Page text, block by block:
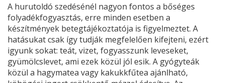
A hurutoldó szedésénél nagyon fontos a bőséges
folyadékfogyasztás, erre minden esetben a
készítmények betegtájékoztatója is figyelmeztet. A
hatásukat csak így tudják megfelelően kifejteni, ezért
igyunk sokat: teát, vizet, fogyasszunk leveseket,
gyümölcslevet, ami ezek közül jól esik. A gyógyteák
közül a hagymatea vagy kakukkfűtea ajánlható,